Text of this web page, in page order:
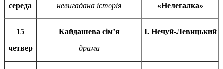
середа
невигадана історія
«Нелегалка»
15
четвер
Кайдашева сім’я
драма
І. Нечуй-Левицький